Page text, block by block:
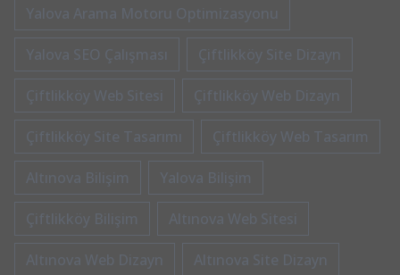
Yalova Arama Motoru Optimizasyonu
Yalova SEO Çalışması Çiftlikköy Site Dizayn
Çiftlikköy Web Sitesi Çiftlikköy Web Dizayn
Çiftlikköy Site Tasarımı Çiftlikköy Web Tasarım
Altınova Bilişim Yalova Bilişim
Çiftlikköy Bilişim Altınova Web Sitesi
Altınova Web Dizayn Altınova Site Dizayn